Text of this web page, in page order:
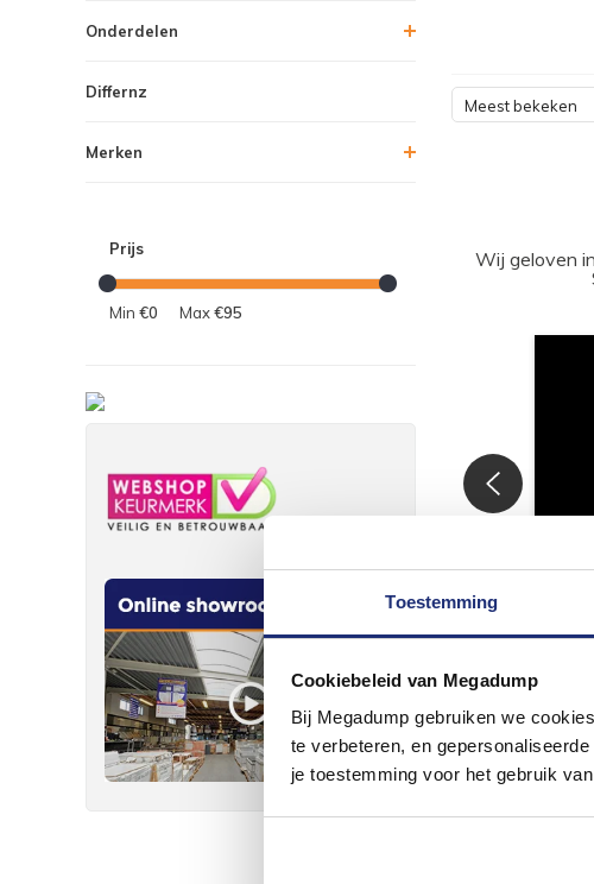
Toestemming
Cookiebeleid van Megadump
Bij Megadump gebruiken we
te verbeteren, en
je toestemming voor het gebruik
Onderdelen
Differnz
Merken
Prijs
Min €0 Max€95
Meest bekeken
Wij geloven